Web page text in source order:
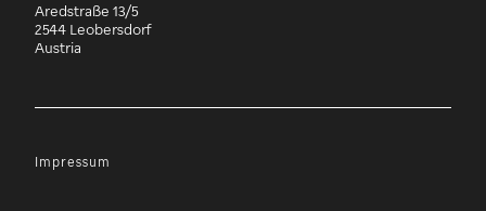
Aredstraße 13/5
2544 Leobersdorf
Austria
Impressum